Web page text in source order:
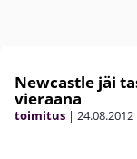
Newcastle jäi
vieraana
toimitus | 24.08.2012